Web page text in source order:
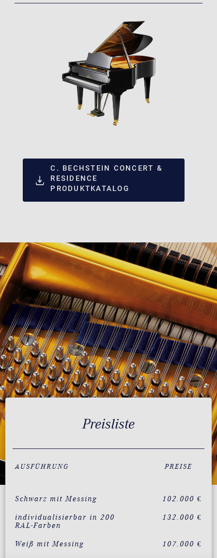
C. BECHSTEIN CONCERT &
RESIDENCE
PRODUKTKATALOG
Preisliste
AUSFÜHRUNG PREISE
Schwarz mit Messing 102.000 €
individualisierbar in 200
RAL-Farben
132.000 €
Weiß mit Messing 107.000 €